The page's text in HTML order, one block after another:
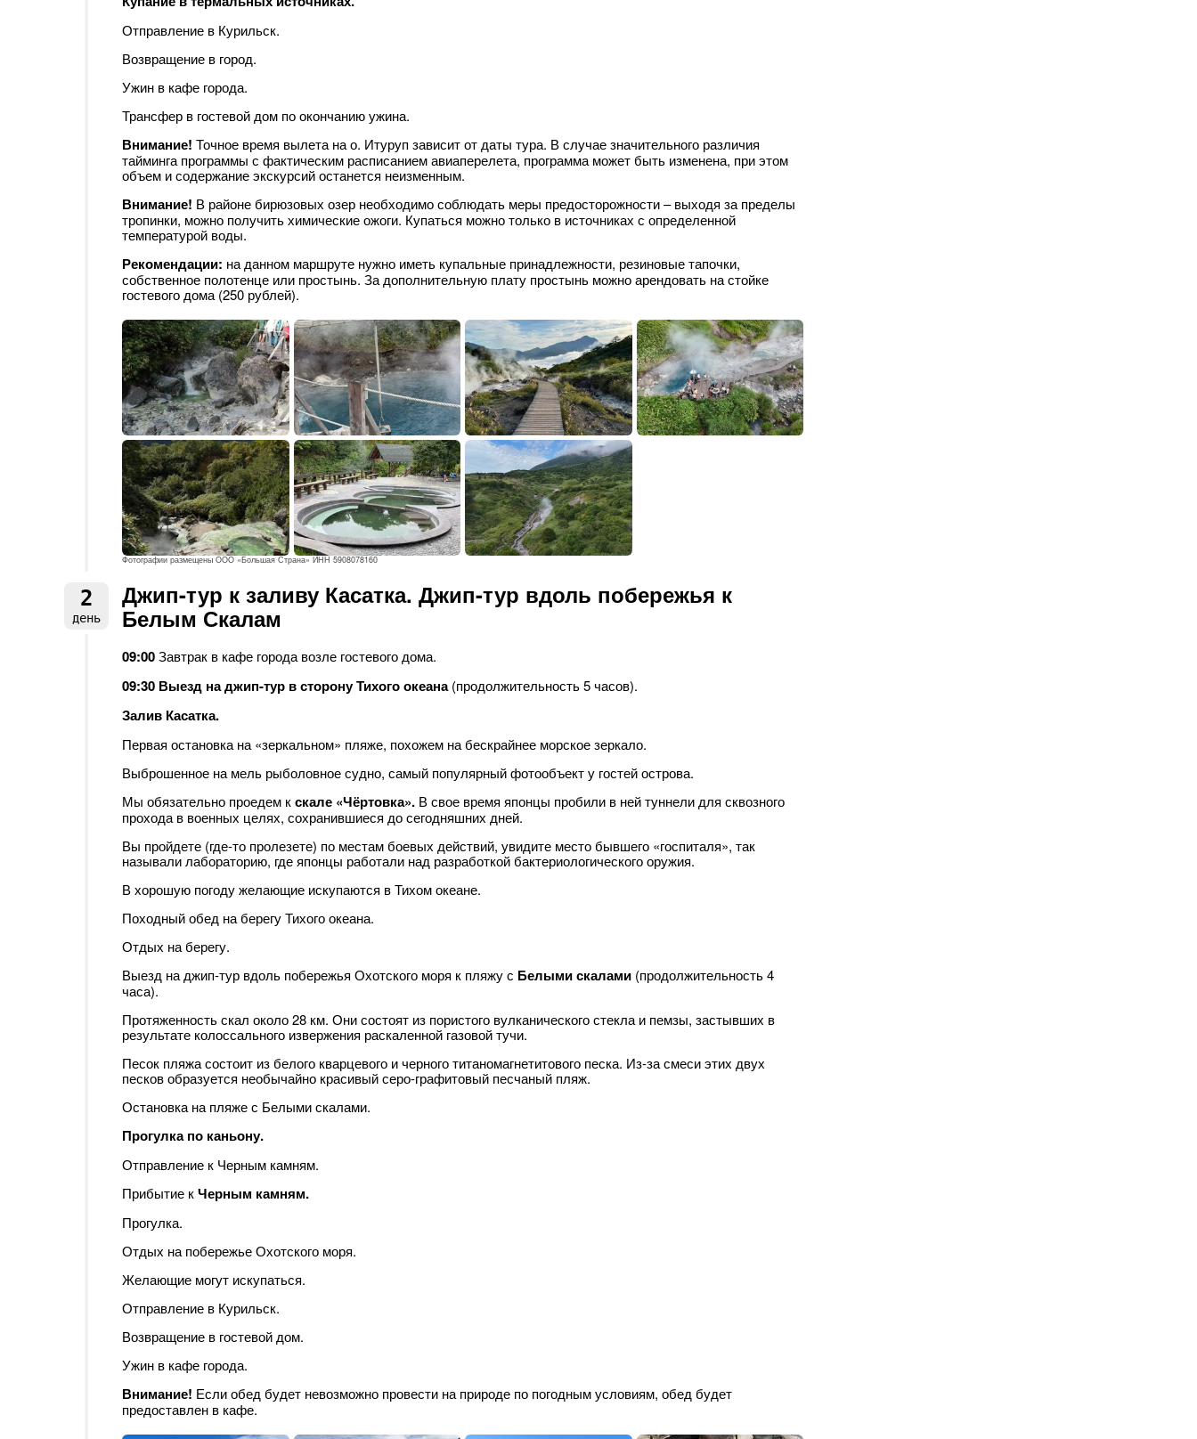
Отправление в Курильск.
Возвращение в город.
Ужин в кафе города.
Трансфер в гостевой дом по окончанию ужина.
Внимание! Точное время вылета на о. Итуруп зависит от даты тура. В случае значительного различия
тайминга программы с фактическим расписанием авиаперелета, программа может быть изменена, при этом
объем и содержание экскурсий останется неизменным.
Внимание! В районе бирюзовых озер необходимо соблюдать меры предосторожности – выходя за пределы
тропинки, можно получить химические ожоги. Купаться можно только в источниках с определенной
температурой воды.
Рекомендации: на данном маршруте нужно иметь купальные принадлежности, резиновые тапочки,
собственное полотенце или простынь. За дополнительную плату простынь можно арендовать на стойке
гостевого дома (250 рублей).
Фотографии размещены ООО «Большая Страна» ИНН 5908078160
2
день
Джип-тур к заливу Касатка. Джип-тур вдоль побережья к
Белым Скалам
09:00Завтрак в кафе города возле гостевого дома.
09:30 Выезд на джип-тур в сторону Тихого океана(продолжительность 5 часов).
Залив Касатка.
Первая остановка на «зеркальном» пляже, похожем на бескрайнее морское зеркало.
Выброшенное на мель рыболовное судно, самый популярный фотообъект у гостей острова.
Мы обязательно проедем кскале «Чёртовка». В свое время японцы пробили в ней туннели для сквозного
прохода в военных целях, сохранившиеся до сегодняшних дней.
Вы пройдете (где-то пролезете) по местам боевых действий, увидите место бывшего «госпиталя», так
называли лабораторию, где японцы работали над разработкой бактериологического оружия.
В хорошую погоду желающие искупаются в Тихом океане.
Походный обед на берегу Тихого океана.
Отдых на берегу.
Выезд на джип-тур вдоль побережья Охотского моря к пляжу с Белыми скалами (продолжительность 4
часа).
Протяженность скал около 28 км. Они состоят из пористого вулканического стекла и пемзы, застывших в
результате колоссального извержения раскаленной газовой тучи.
Песок пляжа состоит из белого кварцевого и черного титаномагнетитового песка. Из-за смеси этих двух
песков образуется необычайно красивый серо-графитовый песчаный пляж.
Остановка на пляже с Белыми скалами.
Прогулка по каньону.
Отправление к Черным камням.
Прибытие кЧерным камням.
Прогулка.
Отдых на побережье Охотского моря.
Желающие могут искупаться.
Отправление в Курильск.
Возвращение в гостевой дом.
Ужин в кафе города.
Внимание! Если обед будет невозможно провести на природе по погодным условиям, обед будет
предоставлен в кафе.